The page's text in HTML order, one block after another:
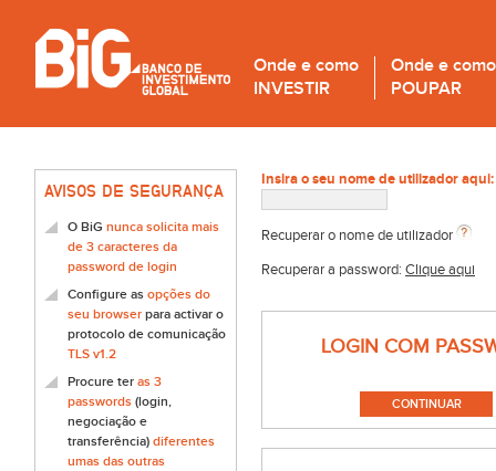
Onde e como
INVESTIR
Onde e como
POUPAR
AVISOS DE SEGURANÇA
O BiG nunca solicita mais
de 3 caracteres da
password de login
Configure as opções do
seu browser para activar o
protocolo de comunicação
TLS v1.2
Procure ter as 3
passwords (login,
negociação e
transferência) diferentes
umas das outras
Insira o seu nome de utilizador aqui:
Recuperar o nome de utilizador
Recuperar a password: Clique aqui
LOGIN COM